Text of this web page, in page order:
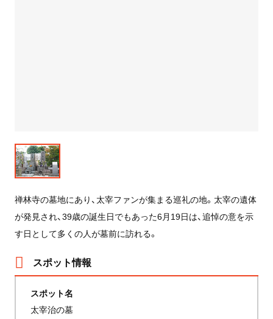
禅林寺の墓地にあり、太宰ファンが集まる巡礼の地。太宰の遺体
が発見され、39歳の誕生日でもあった6月19日は、追悼の意を示
す日として多くの人が墓前に訪れる。
スポット情報
スポット名
太宰治の墓